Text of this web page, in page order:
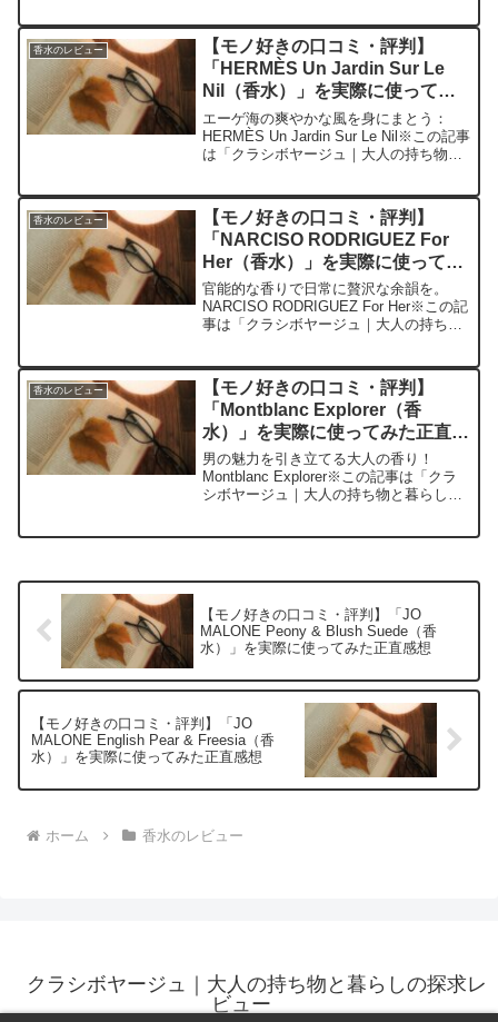
編集部が紹介したいのが「Dior J'ado...
香水のレビュー
【モノ好きの口コミ・評判】
「HERMÈS Un Jardin Sur Le
Nil（香水）」を実際に使ってみ
た正直感想
エーゲ海の爽やかな風を身にまとう：
HERMÈS Un Jardin Sur Le Nil※この記事
は「クラシボヤージュ｜大人の持ち物と
日、編集部が紹介したいのが「HERM...
香水のレビュー
【モノ好きの口コミ・評判】
「NARCISO RODRIGUEZ For
Her（香水）」を実際に使ってみ
た正直感想
官能的な香りで日常に贅沢な余韻を。
NARCISO RODRIGUEZ For Her※この記
事は「クラシボヤージュ｜大人の持ち物
日、編集部が紹介したいのが
「NARCIS...
香水のレビュー
【モノ好きの口コミ・評判】
「Montblanc Explorer（香
水）」を実際に使ってみた正直感
想
男の魅力を引き立てる大人の香り！
Montblanc Explorer※この記事は「クラ
シボヤージュ｜大人の持ち物と暮らしの
【モノ好きの口コミ・評判】「JO
MALONE Peony & Blush Suede（香
水）」を実際に使ってみた正直感想
【モノ好きの口コミ・評判】「JO
MALONE English Pear & Freesia（香
水）」を実際に使ってみた正直感想
ホーム 香水のレビュー
クラシボヤージュ｜大人の持ち物と暮らしの探求レ
ビュー